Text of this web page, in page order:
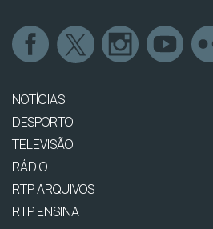
NOTÍCIAS
DESPORTO
TELEVISÃO
RÁDIO
RTP ARQUIVOS
RTP ENSINA